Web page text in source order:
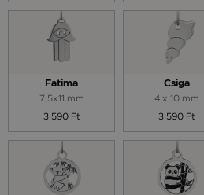
Fatima
7,5x11 mm
3 590 Ft
Csiga
4 x 10 mm
3 590 Ft